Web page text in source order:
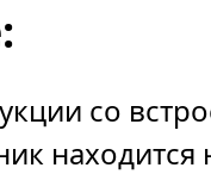
со
находится